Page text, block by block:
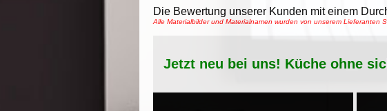
Die Bewertung unserer Kunden mit einem
Alle Materialbilder und Materialnamen wurden von unserem Lieferanten
Jetzt neu bei uns! Küche ohne